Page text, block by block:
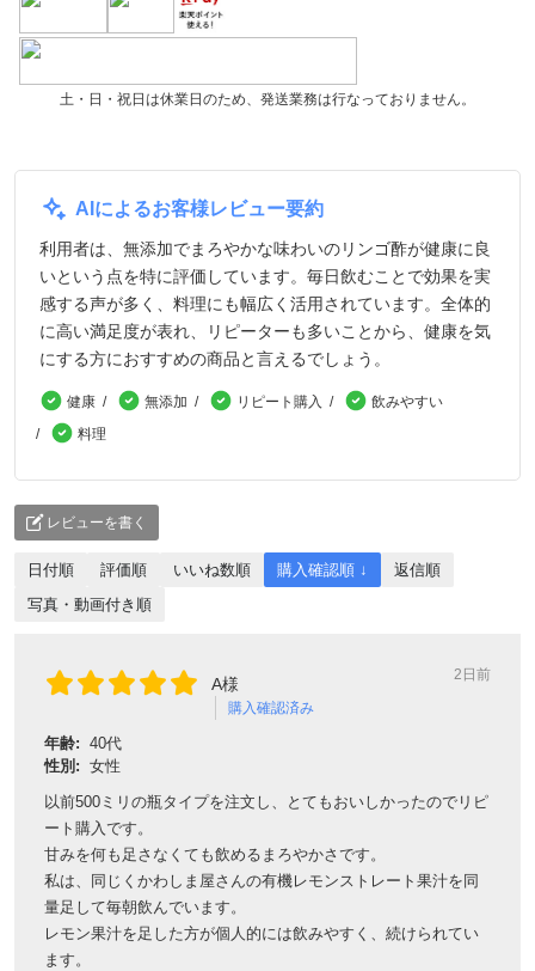
土・日・祝日は休業日のため、発送業務は行なっておりません。
AIによるお客様レビュー要約
利用者は、無添加でまろやかな味わいのリンゴ酢が健康に良
いという点を特に評価しています。毎日飲むことで効果を実
感する声が多く、料理にも幅広く活用されています。全体的
に高い満足度が表れ、リピーターも多いことから、健康を気
にする方におすすめの商品と言えるでしょう。
健康 無添加 リピート購入
飲みやすい
料理
レビューを書く
日付順 評価順 いいね数順 購入確認順 ↓
返信順
写真・動画付き順
A様
購入確認済み
2日前
年齢: 40代
性別: 女性
以前500ミリの瓶タイプを注文し、とてもおいしかったのでリピ
ート購入です。
甘みを何も足さなくても飲めるまろやかさです。
私は、同じくかわしま屋さんの有機レモンストレート果汁を同
量足して毎朝飲んでいます。
レモン果汁を足した方が個人的には飲みやすく、続けられてい
ます。